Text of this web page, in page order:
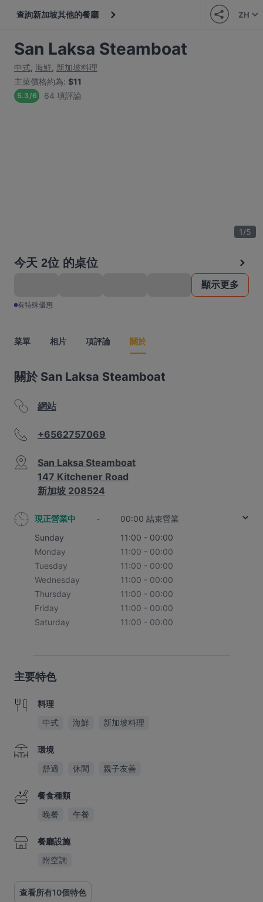
查詢新加坡其他的餐廳 ZH
San Laksa Steamboat
中式, 海鮮, 新加坡料理
主菜價格約為: $11
5.3/6 64 項評論
1/5
今天 2位 的桌位
顯示更多
有特殊優惠
菜單 相片 項評論 關於
關於 San Laksa Steamboat
網站
+6562757069
San Laksa Steamboat
147 Kitchener Road
新加坡 208524
現正營業中 -
00:00 結束營業
Sunday
11:00 - 00:00
Monday
11:00 - 00:00
Tuesday
11:00 - 00:00
Wednesday
11:00 - 00:00
Thursday
11:00 - 00:00
Friday
11:00 - 00:00
Saturday
11:00 - 00:00
主要特色
料理
中式
海鮮 新加坡料理
環境
舒適
休閒 親子友善
餐食種類
晚餐
午餐
餐廳設施
附空調
查看所有10個特色